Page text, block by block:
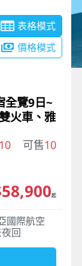
表格模式
價格模式
全覽9日~
火車、雅
10 可售10
國際航空
回
起